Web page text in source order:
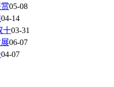
05-08
04-14
十03-31
06-07
04-07